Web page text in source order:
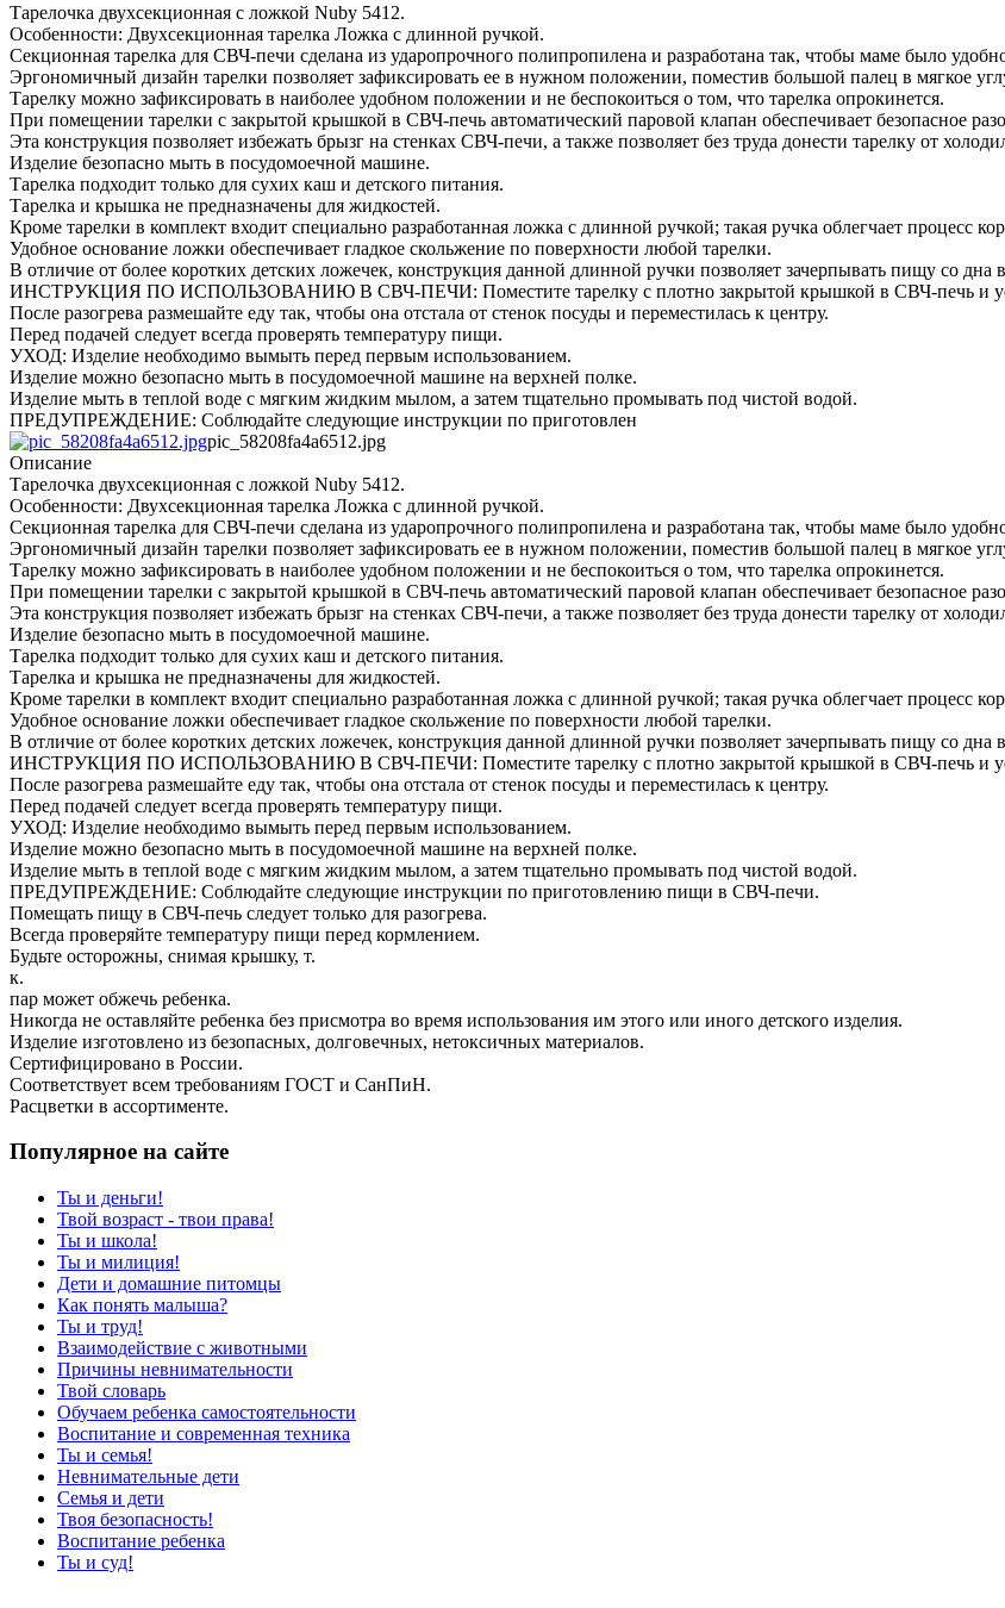
Тарелочка двухсекционная с ложкой Nuby 5412.
Особенности: Двухсекционная тарелка Ложка с длинной ручкой.
Секционная тарелка для СВЧ-печи сделана из ударопрочного полипропилена и разработана так, чтобы маме было
Эргономичный дизайн тарелки позволяет зафиксировать ее в нужном положении, поместив большой палец в мягкое
Тарелку можно зафиксировать в наиболее удобном положении и не беспокоиться о том, что тарелка опрокинется.
При помещении тарелки с закрытой крышкой в СВЧ-печь автоматический паровой клапан обеспечивает безопасное
Эта конструкция позволяет избежать брызг на стенках СВЧ-печи, а также позволяет без труда донести тарелку от
Изделие безопасно мыть в посудомоечной машине.
Тарелка подходит только для сухих каш и детского питания.
Тарелка и крышка не предназначены для жидкостей.
Кроме тарелки в комплект входит специально разработанная ложка с длинной ручкой; такая ручка облегчает процесс
Удобное основание ложки обеспечивает гладкое скольжение по поверхности любой тарелки.
В отличие от более коротких детских ложечек, конструкция данной длинной ручки позволяет зачерпывать пищу со дна
ИНСТРУКЦИЯ ПО ИСПОЛЬЗОВАНИЮ В СВЧ-ПЕЧИ: Поместите тарелку с плотно закрытой крышкой в СВЧ-печь и
После разогрева размешайте еду так, чтобы она отстала от стенок посуды и переместилась к центру.
Перед подачей следует всегда проверять температуру пищи.
УХОД: Изделие необходимо вымыть перед первым использованием.
Изделие можно безопасно мыть в посудомоечной машине на верхней полке.
Изделие мыть в теплой воде с мягким жидким мылом, а затем тщательно промывать под чистой водой.
ПРЕДУПРЕЖДЕНИЕ: Соблюдайте следующие инструкции по приготовлен
pic_58208fa4a6512.jpg
Описание
Тарелочка двухсекционная с ложкой Nuby 5412.
Особенности: Двухсекционная тарелка Ложка с длинной ручкой.
Секционная тарелка для СВЧ-печи сделана из ударопрочного полипропилена и разработана так, чтобы маме было
Эргономичный дизайн тарелки позволяет зафиксировать ее в нужном положении, поместив большой палец в мягкое
Тарелку можно зафиксировать в наиболее удобном положении и не беспокоиться о том, что тарелка опрокинется.
При помещении тарелки с закрытой крышкой в СВЧ-печь автоматический паровой клапан обеспечивает безопасное
Эта конструкция позволяет избежать брызг на стенках СВЧ-печи, а также позволяет без труда донести тарелку от
Изделие безопасно мыть в посудомоечной машине.
Тарелка подходит только для сухих каш и детского питания.
Тарелка и крышка не предназначены для жидкостей.
Кроме тарелки в комплект входит специально разработанная ложка с длинной ручкой; такая ручка облегчает процесс
Удобное основание ложки обеспечивает гладкое скольжение по поверхности любой тарелки.
В отличие от более коротких детских ложечек, конструкция данной длинной ручки позволяет зачерпывать пищу со дна
ИНСТРУКЦИЯ ПО ИСПОЛЬЗОВАНИЮ В СВЧ-ПЕЧИ: Поместите тарелку с плотно закрытой крышкой в СВЧ-печь и
После разогрева размешайте еду так, чтобы она отстала от стенок посуды и переместилась к центру.
Перед подачей следует всегда проверять температуру пищи.
УХОД: Изделие необходимо вымыть перед первым использованием.
Изделие можно безопасно мыть в посудомоечной машине на верхней полке.
Изделие мыть в теплой воде с мягким жидким мылом, а затем тщательно промывать под чистой водой.
ПРЕДУПРЕЖДЕНИЕ: Соблюдайте следующие инструкции по приготовлению пищи в СВЧ-печи.
Помещать пищу в СВЧ-печь следует только для разогрева.
Всегда проверяйте температуру пищи перед кормлением.
Будьте осторожны, снимая крышку, т.
к.
пар может обжечь ребенка.
Никогда не оставляйте ребенка без присмотра во время использования им этого или иного детского изделия.
Изделие изготовлено из безопасных, долговечных, нетоксичных материалов.
Сертифицировано в России.
Соответствует всем требованиям ГОСТ и СанПиН.
Расцветки в ассортименте.
Популярное на сайте
Ты и деньги!
Твой возраст - твои права!
Ты и школа!
Ты и милиция!
Дети и домашние питомцы
Как понять малыша?
Ты и труд!
Взаимодействие с животными
Причины невнимательности
Твой словарь
Обучаем ребенка самостоятельности
Воспитание и современная техника
Ты и семья!
Невнимательные дети
Семья и дети
Твоя безопасность!
Воспитание ребенка
Ты и суд!